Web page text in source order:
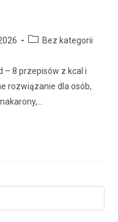
Bez kategorii
– 8 przepisów z kcal i
rozwiązanie dla osób,